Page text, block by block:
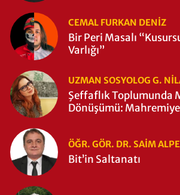
CEMAL FURKAN DENİZ
Bir Peri Masalı
Varlığı”
UZMAN SOSYOLOG G.
Şeffaflık Toplumunda
Dönüşümü:
ÖĞR. GÖR. DR. SAIM
Bit’in Saltanatı